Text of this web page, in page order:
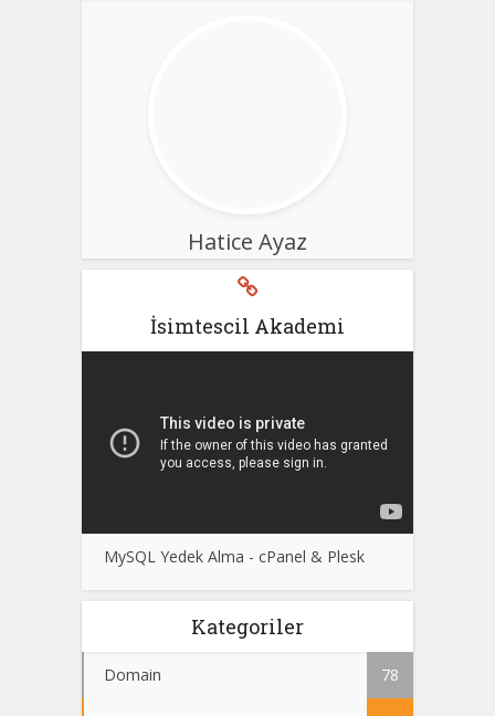
Hatice Ayaz
İsimtescil Akademi
MySQL Yedek Alma - cPanel & Plesk
Kategoriler
Domain 78